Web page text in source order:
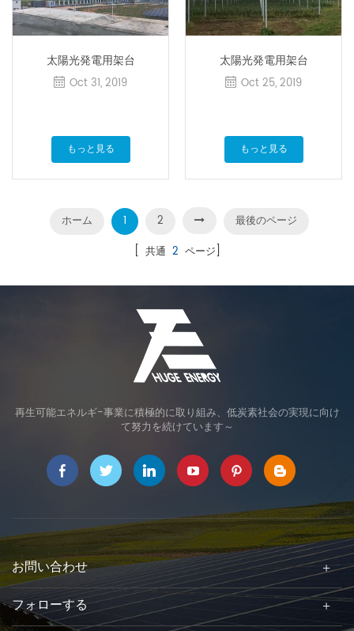
太陽光発電用架台
Oct 31, 2019
もっと見る
太陽光発電用架台
Oct 25, 2019
もっと見る
ホーム 1 2
最後のページ
[ 共通 2 ページ]
再生可能エネルギ-事業に積極的に取り組み、低炭素社会の実現に向け
て努力を続けています～
お問い合わせ
フォローする